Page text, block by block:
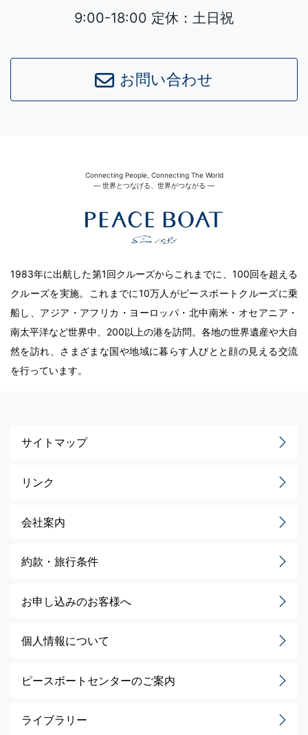
9:00-18:00 定休：土日祝
お問い合わせ
Connecting People, Connecting The World
― 世界とつなげる、世界がつながる ―
1983年に出航した第1回クルーズからこれまでに、100回を超える
クルーズを実施。これまでに10万人がピースボートクルーズに乗
船し、アジア・アフリカ・ヨーロッパ・北中南米・オセアニア・
南太平洋など世界中、200以上の港を訪問。各地の世界遺産や大自
然を訪れ、さまざまな国や地域に暮らす人びとと顔の見える交流
を行っています。
サイトマップ
リンク
会社案内
約款・旅行条件
お申し込みのお客様へ
個人情報について
ピースボートセンターのご案内
ライブラリー